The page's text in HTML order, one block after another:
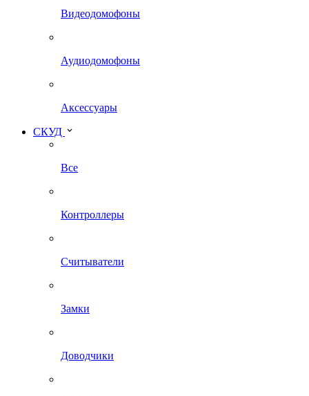
Видеодомофоны
Аудиодомофоны
Аксессуары
СКУД
Все
Контроллеры
Считыватели
Замки
Доводчики